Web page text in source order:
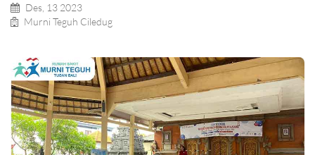
Des, 13 2023
Murni Teguh Ciledug